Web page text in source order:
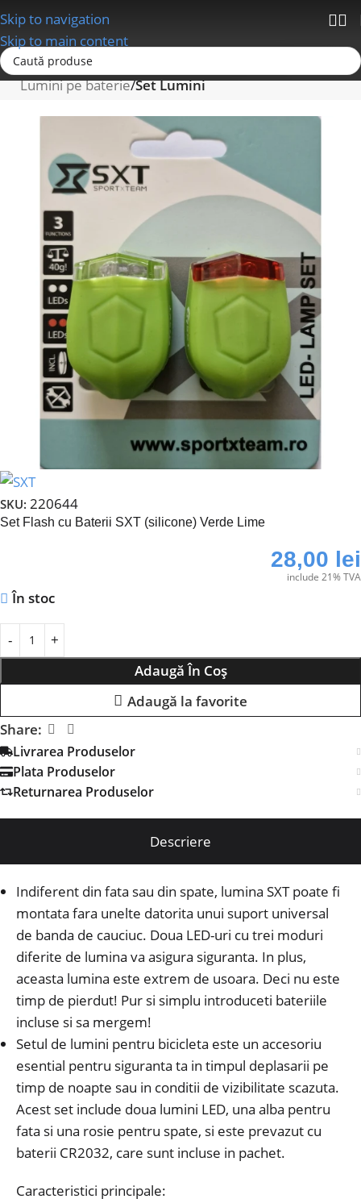
Skip to navigation
Skip to main content
Prima pagină
Lumini pe baterie Set Lumini
SKU: 220644
Set Flash cu Baterii SXT (silicone) Verde Lime
28,00 lei
include 21% TVA
În stoc
Adaugă În Coș
Adaugă la favorite
Share:
Livrarea Produselor
Plata Produselor
Returnarea Produselor
Descriere
Indiferent din fata sau din spate, lumina SXT poate fi
montata fara unelte datorita unui suport universal
de banda de cauciuc. Doua LED-uri cu trei moduri
diferite de lumina va asigura siguranta. In plus,
aceasta lumina este extrem de usoara. Deci nu este
timp de pierdut! Pur si simplu introduceti bateriile
incluse si sa mergem!
Setul de lumini pentru bicicleta este un accesoriu
esential pentru siguranta ta in timpul deplasarii pe
timp de noapte sau in conditii de vizibilitate scazuta.
Acest set include doua lumini LED, una alba pentru
fata si una rosie pentru spate, si este prevazut cu
baterii CR2032, care sunt incluse in pachet.
Caracteristici principale: